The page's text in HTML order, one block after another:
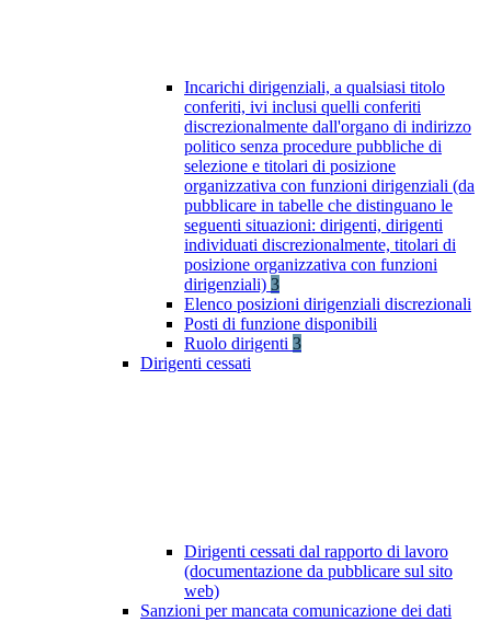
Incarichi dirigenziali, a qualsiasi titolo
conferiti, ivi inclusi quelli conferiti
discrezionalmente dall'organo di indirizzo
politico senza procedure pubbliche di
selezione e titolari di posizione
organizzativa con funzioni dirigenziali (da
pubblicare in tabelle che distinguano le
seguenti situazioni: dirigenti, dirigenti
individuati discrezionalmente, titolari di
posizione organizzativa con funzioni
dirigenziali) 3
Elenco posizioni dirigenziali discrezionali
Posti di funzione disponibili
Ruolo dirigenti 3
Dirigenti cessati
Dirigenti cessati dal rapporto di lavoro
(documentazione da pubblicare sul sito
web)
Sanzioni per mancata comunicazione dei dati